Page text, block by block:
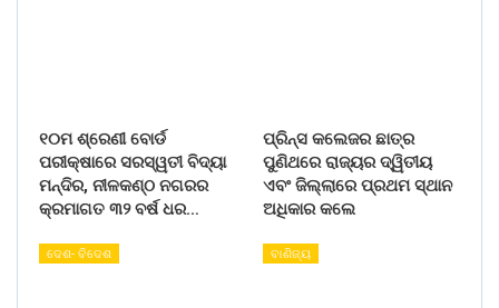
୧୦ମ ଶ୍ରେଣୀ ବୋର୍ଡ
ପରୀକ୍ଷାରେ ସରସ୍ୱତୀ ବିଦ୍ୟା
ମନ୍ଦିର, ନୀଳକଣ୍ଠ ନଗରର
କ୍ରମାଗତ ୩୨ ବର୍ଷ ଧର…
ପ୍ରିନ୍ସ କଲେଜର ଛାତ୍ର
ପୁଣିଥରେ ରାଜ୍ୟର ଦ୍ୱିତୀୟ
ଏବଂ ଜିଲ୍ଲାରେ ପ୍ରଥମ ସ୍ଥାନ
ଅଧିକାର କଲେ
ଦେଶ- ବିଦେଶ ବାଣିଜ୍ୟ